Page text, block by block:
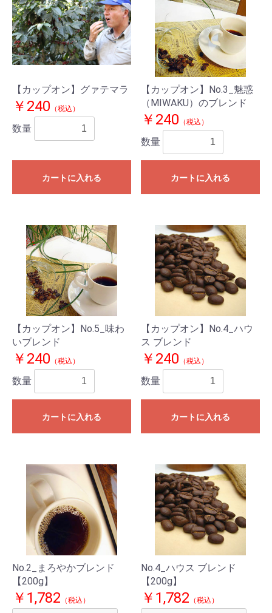
【カップオン】グァテマラ
￥240 （税込）
数量
カートに入れる
【カップオン】No.3_魅惑
（MIWAKU）のブレンド
￥240 （税込）
数量
カートに入れる
【カップオン】No.5_味わ
いブレンド
￥240 （税込）
数量
カートに入れる
【カップオン】No.4_ハウ
ス ブレンド
￥240 （税込）
数量
カートに入れる
No.2_まろやかブレンド
【200g】
￥1,782 （税込）
No.4_ハウス ブレンド
【200g】
￥1,782 （税込）